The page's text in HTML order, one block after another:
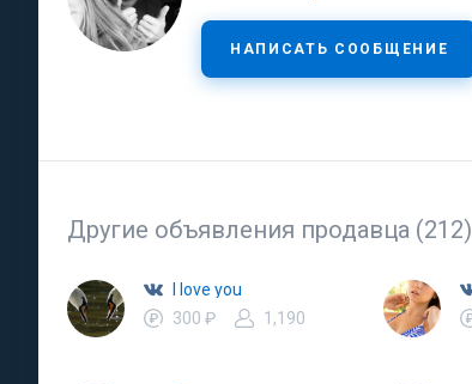
НАПИСАТЬ СООБЩЕНИЕ
Другие объявления продавца (212)
I love you
300 ₽
1,190